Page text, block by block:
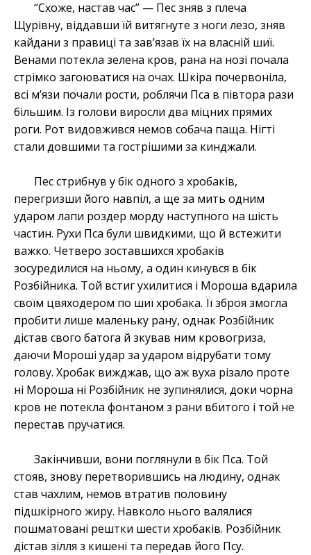
“Схоже, настав час” — Пес зняв з плеча
Щурівну, віддавши їй витягнуте з ноги лезо, зняв
кайдани з правиці та зав’язав їх на власній шиї.
Венами потекла зелена кров, рана на нозі почала
стрімко загоюватися на очах. Шкіра почервоніла,
всі м’язи почали рости, роблячи Пса в півтора рази
більшим. Із голови виросли два міцних прямих
роги. Рот видовжився немов собача паща. Нігті
стали довшими та гострішими за кинджали.
Пес стрибнув у бік одного з хробаків,
перегризши його навпіл, а ще за мить одним
ударом лапи роздер морду наступного на шість
частин. Рухи Пса були швидкими, що й встежити
важко. Четверо зоставшихся хробаків
зосуредилися на ньому, а один кинувся в бік
Розбійника. Той встиг ухилитися і Мороша вдарила
своїм цвяходером по шиї хробака. Її зброя змогла
пробити лише маленьку рану, однак Розбійник
дістав свого батога й зкував ним кровогриза,
даючи Мороші удар за ударом відрубати тому
голову. Хробак вижджав, що аж вуха різало проте
ні Мороша ні Розбійник не зупинялися, доки чорна
кров не потекла фонтаном з рани вбитого і той не
перестав пручатися.
Закінчивши, вони поглянули в бік Пса. Той
стояв, знову перетворившись на людину, однак
став чахлим, немов втратив половину
підшкірного жиру. Навколо нього валялися
пошматовані рештки шести хробаків. Розбійник
дістав зілля з кишені та передав його Псу.